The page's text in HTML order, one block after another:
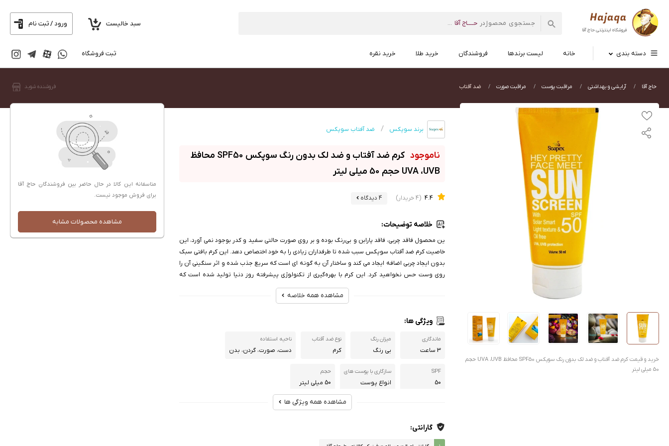
ورود / ثبت نام سبد خالیست
فروشگاه اینترنتیحاج آقا
در حــــاج آقا ...
دسته بندی خانه لیست برندها فروشندگان خرید طلا خرید نقره ثبت فروشگاه
حاج آقا آرایشی و بهداشتی مراقبت پوست مراقبت صورت ضد آفتاب فروشنده شوید
خرید و قیمت کرم ضد آفتاب و ضد لک بدون رنگ سوپکس SPF50 محافظ UVA ،UVB حجم
50 میلی لیتر
متاسفانه این کالا در حال حاضر بین فروشندگان حاج آقا
برای فروش موجود نیست.
مشاهده محصولات مشابه
برند سوپکس ضد آفتاب سوپکس
کرم ضد آفتاب و ضد لک بدون رنگ سوپکس SPF50 محافظ
UVA ،UVB حجم 50 میلی لیتر
4.4 (4 خریدار) 4 دیدگاه
خلاصه توضیحات:
ین محصول فاقد چربی، فاقد پارابن و بی‌رنگ بوده و بر روی صورت حالتی سفید و کدر بوجود نمی آورد، این
خاصیت کرم ضد آفتاب سوپکس سبب شده تا طرفداران زیادی را به خود اختصاص دهد. این کرم بافتی سبک
بدون ایجاد چربی اضافه ایجاد می کند و ساختار آن به گونه ای است که سریع جذب شده و اثر سنگینی آن را
روی وست حس نخواهید کرد. این کرم با بهره‌گیری از تکنولوژی پیشرفته روز دنیا تولید شده است که
مشاهده همه خلاصه
ویژگی ها:
ماندگاری
3 ساعت
میزان رنگ
بی رنگ
نوع ضد آفتاب
کرم
ناحیه استفاده
دست، صورت، گردن، بدن
SPF
50
سازگاری با پوست های
انواع پوست
حجم
50 میلی لیتر
مشاهده همه ویژگی ها
گارانتی: